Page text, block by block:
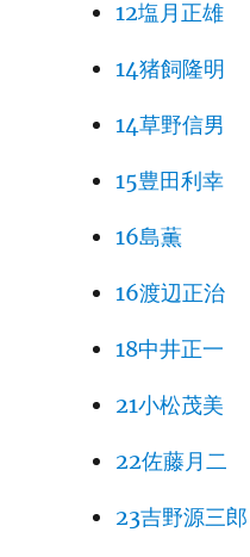
12塩月正雄
14猪飼隆明
14草野信男
15豊田利幸
16島薫
16渡辺正治
18中井正一
21小松茂美
22佐藤月二
23吉野源三郎